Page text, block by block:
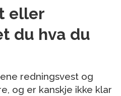
eller
du hva du
redningsvest og
og er kanskje ikke klar